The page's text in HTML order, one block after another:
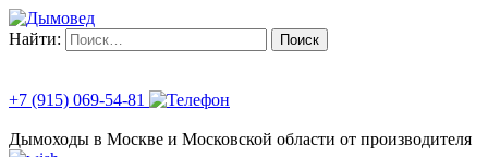
Найти:
+7 (915) 069-54-81
Дымоходы в Москве и Московской области от производителя